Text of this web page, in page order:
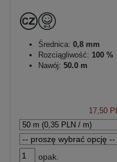
Średnica: 0,8 mm
Rozciągliwość: 100 %
Nawój: 50.0 m
17,50
opak.